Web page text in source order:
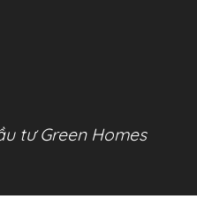
tư Green Homes